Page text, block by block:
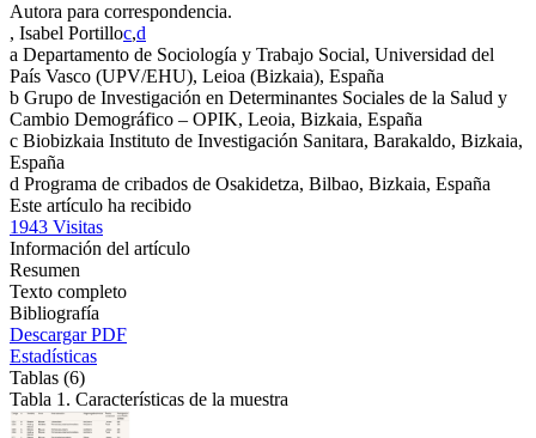
Autora para correspondencia.
, Isabel Portilloc,d
a Departamento de Sociología y Trabajo Social, Universidad del
País Vasco (UPV/EHU), Leioa (Bizkaia), España
b Grupo de Investigación en Determinantes Sociales de la Salud y
Cambio Demográfico – OPIK, Leoia, Bizkaia, España
c Biobizkaia Instituto de Investigación Sanitara, Barakaldo, Bizkaia,
España
d Programa de cribados de Osakidetza, Bilbao, Bizkaia, España
Este artículo ha recibido
1943 Visitas
Información del artículo
Resumen
Texto completo
Bibliografía
Descargar PDF
Estadísticas
Tablas (6)
Tabla 1. Características de la muestra